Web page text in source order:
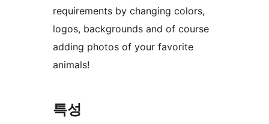
requirements by changing colors,
logos, backgrounds and of course
adding photos of your favorite
animals!
특성